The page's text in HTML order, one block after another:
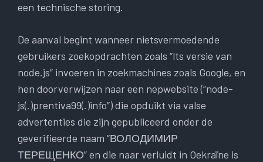
een technische storing.
De aanval begint wanneer nietsvermoedende
gebruikers zoekopdrachten zoals “lts versie van
node.js” invoeren in zoekmachines zoals Google, en
hen doorverwijzen naar een nepwebsite (“node-
js(.)prentiva99(.)info”) die opduikt via valse
advertenties die zijn gepubliceerd onder de
geverifieerde naam “ВОЛОДИМИР
ТЕРЕЩЕНКО” en die naar verluidt in Oekraïne is